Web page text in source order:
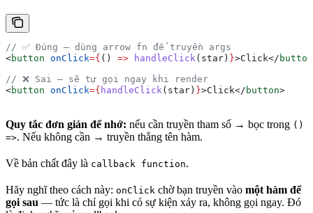
// ✅ Đúng — dùng arrow fn để truyền args
<button onClick={ () => handleClick ( star) }>Click</ button
// ❌ Sai — sẽ tự gọi ngay khi render
<button onClick={ handleClick ( star) }>Click</ button>
Quy tắc đơn giản để nhớ: nếu cần truyền tham số → bọc trong ()
=>. Nếu không cần → truyền thẳng tên hàm.
Về bản chất đây là callback function.
Hãy nghĩ theo cách này: onClick chờ bạn truyền vào một hàm để
gọi sau — tức là chỉ gọi khi có sự kiện xảy ra, không gọi ngay. Đó